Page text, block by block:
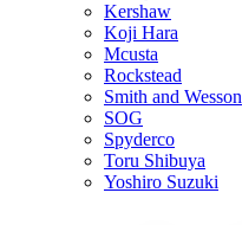
Kershaw
Koji Hara
Mcusta
Rockstead
Smith and Wesson
SOG
Spyderco
Toru Shibuya
Yoshiro Suzuki